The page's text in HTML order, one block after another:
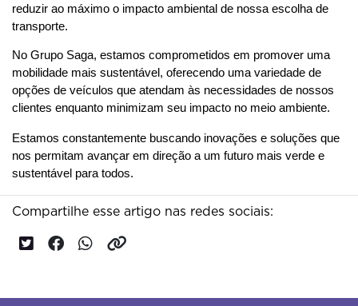
reduzir ao máximo o impacto ambiental de nossa escolha de
transporte.
No Grupo Saga, estamos comprometidos em promover uma
mobilidade mais sustentável, oferecendo uma variedade de
opções de veículos que atendam às necessidades de nossos
clientes enquanto minimizam seu impacto no meio ambiente.
Estamos constantemente buscando inovações e soluções que
nos permitam avançar em direção a um futuro mais verde e
sustentável para todos.
Compartilhe esse artigo nas redes sociais: